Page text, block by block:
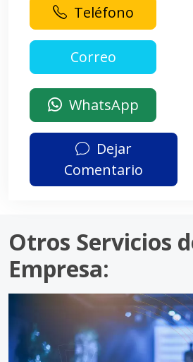
Teléfono
WhatsApp
Dejar
Comentario
Otros Servicios
Empresa: